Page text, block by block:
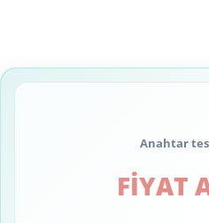
Anahtar
FİYAT